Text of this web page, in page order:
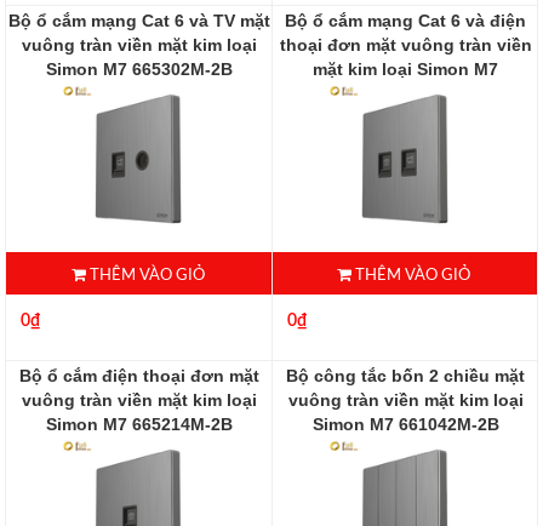
Bộ ổ cắm mạng Cat 6 và TV mặt
vuông tràn viền mặt kim loại
Simon M7 665302M-2B
665302M-2B
THÊM VÀO GIỎ
0₫
Bộ ổ cắm mạng Cat 6 và điện
thoại đơn mặt vuông tràn viền
mặt kim loại Simon M7
665229M-2B
665229M-2B
THÊM VÀO GIỎ
0₫
Bộ ổ cắm điện thoại đơn mặt
vuông tràn viền mặt kim loại
Simon M7 665214M-2B
665214M-2B
Bộ công tắc bốn 2 chiều mặt
vuông tràn viền mặt kim loại
Simon M7 661042M-2B
661042M-2B